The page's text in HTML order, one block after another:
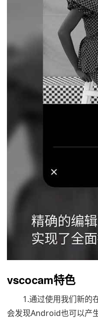
vscocam特色
1.通过使用我们新的
会发现Android也可以产